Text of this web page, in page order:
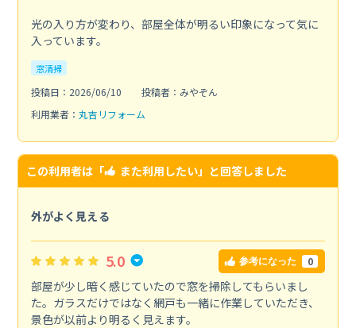
光の入り方が変わり、部屋全体が明るい印象になって気に
入っています。
窓清掃
投稿日：2026/06/10
投稿者：みやぞん
利用業者： 丸吉リフォーム
この利用者は「 また利用したい」と回答しました
外がよく見える
5.0 参考になった 0
部屋が少し暗く感じていたので窓を掃除してもらいまし
た。ガラスだけではなく網戸も一緒に作業していただき、
景色が以前より明るく見えます。